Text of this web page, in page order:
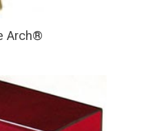
Arch®